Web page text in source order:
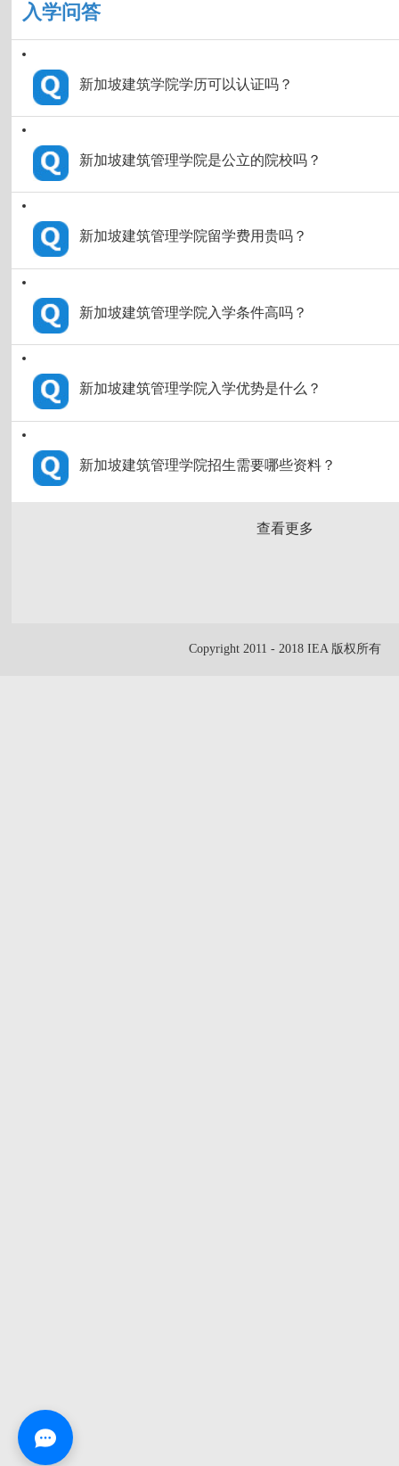
入学问答
新加坡建筑学院学历可以认证吗？
新加坡建筑管理学院是公立的院校吗？
新加坡建筑管理学院留学费用贵吗？
新加坡建筑管理学院入学条件高吗？
新加坡建筑管理学院入学优势是什么？
新加坡建筑管理学院招生需要哪些资料？
查看更多
Copyright 2011 - 2018 IEA 版权所有